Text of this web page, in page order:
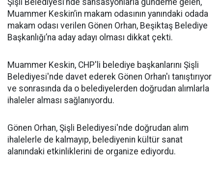
Şişli Belediyesi’nde sansasyonlarla gündeme gelen,
Muammer Keskin’in makam odasının yanındaki odada
makam odası verilen Gönen Orhan, Beşiktaş Belediye
Başkanlığı’na aday adayı olması dikkat çekti.
Muammer Keskin, CHP'li belediye başkanlarını Şişli
Belediyesi'nde davet ederek Gönen Orhan'ı tanıştırıyor
ve sonrasında da o belediyelerden doğrudan alımlarla
ihaleler alması sağlanıyordu.
Gönen Orhan, Şişli Belediyesi'nde doğrudan alım
ihalelerle de kalmayıp, belediyenin kültür sanat
alanındaki etkinliklerini de organize ediyordu.